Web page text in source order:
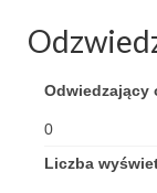
Odwiedzający
0
Liczba